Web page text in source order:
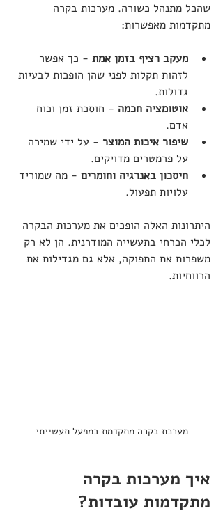
שהכל מתנהל כשורה. מערכות בקרה
מתקדמות מאפשרות:
מעקב רציף בזמן אמת - כך אפשר
לזהות תקלות לפני שהן הופכות לבעיות
גדולות.
אוטומציה חכמה - חוסכת זמן וכוח
אדם.
שיפור איכות המוצר - על ידי שמירה
על פרמטרים מדויקים.
חיסכון באנרגיה וחומרים - מה שמוריד
עלויות תפעול.
היתרונות האלה הופכים את מערכות הבקרה
לכלי הכרחי בתעשייה המודרנית. הן לא רק
משפרות את התפוקה, אלא גם מגדילות את
הרווחיות.
מערכת בקרה מתקדמת במפעל תעשייתי
איך מערכות בקרה
מתקדמות עובדות?